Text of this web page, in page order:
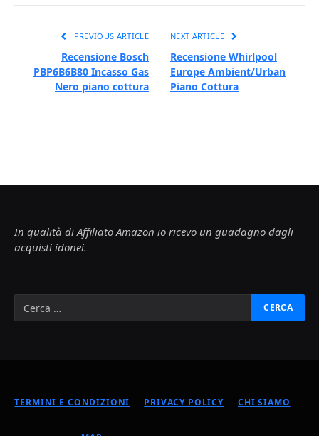
PREVIOUS ARTICLE
Recensione Bosch
PBP6B6B80 Incasso Gas
Nero piano cottura
NEXT ARTICLE
Recensione Whirlpool
Europe Ambient/Urban
Piano Cottura
In qualità di Affiliato Amazon io ricevo un guadagno dagli
acquisti idonei.
TERMINI E CONDIZIONI PRIVACY POLICY CHI SIAMO